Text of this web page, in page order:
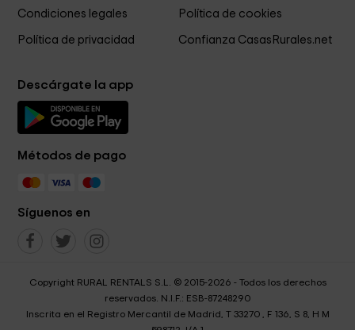
Condiciones legales
Política de cookies
Política de privacidad Confianza CasasRurales.net
Descárgate la app
Métodos de pago
Síguenos en
Copyright RURAL RENTALS S.L. © 2015-2026 - Todos los derechos
reservados. N.I.F.: ESB-87248290
Inscrita en el Registro Mercantil de Madrid, T 33270 , F 136, S 8, H M